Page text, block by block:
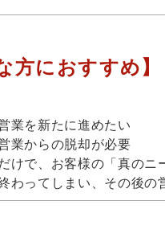
方におすすめ】
業を新たに進めたい
業からの脱却が必要
けで、お客様の「真の
わってしまい、その後